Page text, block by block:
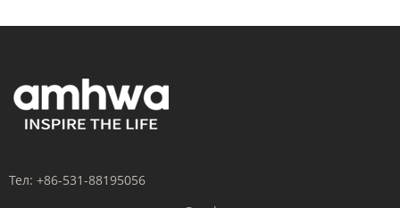
Тел: +86-531-88195056